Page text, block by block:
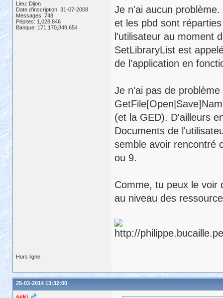
Lieu: Dijon
Date d'inscription: 31-07-2008
Messages: 748
Pépites: 1,028,846
Banque: 171,170,849,654
Je n'ai aucun
et les pbd sont
l'utilisateur au moment
SetLibraryList est
de l'application en
Je n'ai pas de
(et la GED). D'ailleurs
Documents de
semble avoir rencontré
ou 9.
Comme, tu peux le voir
au niveau des
Hors ligne
25-03-2014 13:32:00